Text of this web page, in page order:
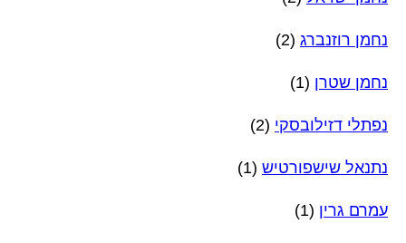
נחמן רוזנברג (2)
נחמן שטרן (1)
נפתלי דזילובסקי (2)
נתנאל שישפורטיש (1)
עמרם גרין (1)